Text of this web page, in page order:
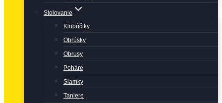
Stolovanie
Klobúčiky
Obrúsky
Obrusy
Poháre
Slamky
Taniere